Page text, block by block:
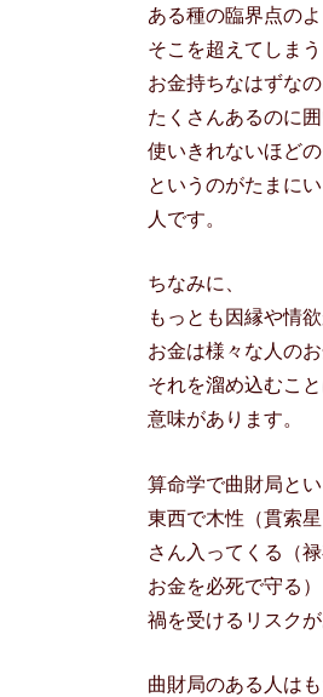
ある種の臨界点の
そこを超えてしま
お金持ちなはずな
たくさんあるのに
使いきれないほど
というのがたまに
人です。
ちなみに、
もっとも因縁や情
お金は様々な人の
それを溜め込むこ
意味があります。
算命学で曲財局とい
東西で木性（貫索
さん入ってくる（
お金を必死で守る）
禍を受けるリスク
曲財局のある人はも